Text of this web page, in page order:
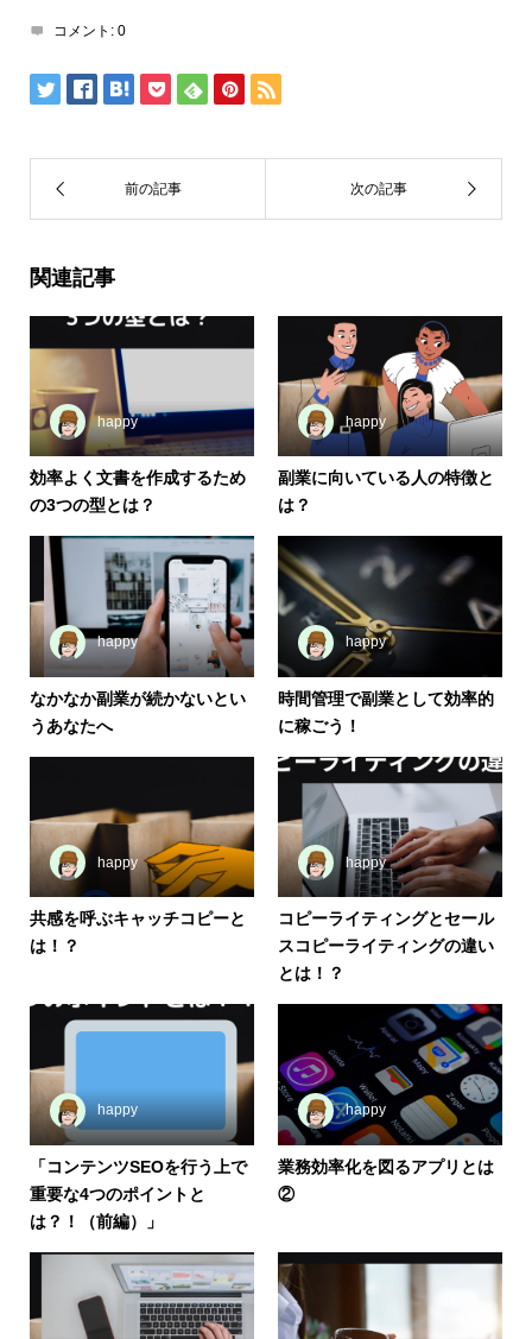
コメント: 0
関連記事
happy
効率よく文書を作成するため
の3つの型とは？
happy
副業に向いている人の特徴と
は？
happy
なかなか副業が続かないとい
うあなたへ
happy
時間管理で副業として効率的
に稼ごう！
happy
共感を呼ぶキャッチコピーと
は！？
happy
コピーライティングとセール
スコピーライティングの違い
とは！？
happy
「コンテンツSEOを行う上で
重要な4つのポイントと
は？！（前編）」
happy
業務効率化を図るアプリとは
②